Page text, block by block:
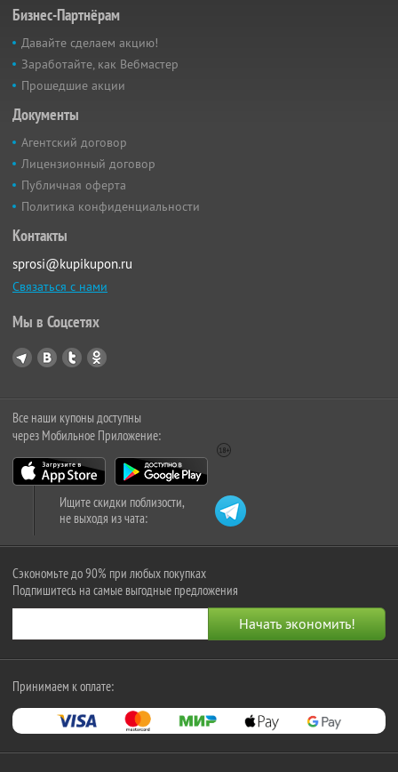
Бизнес-Партнёрам
Давайте сделаем акцию!
Заработайте, как Вебмастер
Прошедшие акции
Документы
Агентский договор
Лицензионный договор
Публичная оферта
Политика конфиденциальности
Контакты
sprosi@kupikupon.ru
Связаться с нами
Мы в Соцсетях
Все наши купоны доступны
через Мобильное Приложение:
Ищите скидки поблизости,
не выходя из чата:
Сэкономьте до 90% при любых покупках
Подпишитесь на самые выгодные предложения
Принимаем к оплате: